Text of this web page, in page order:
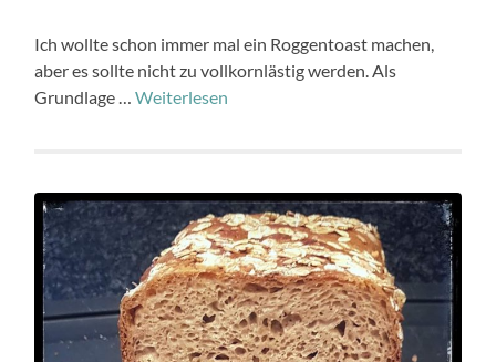
Ich wollte schon immer mal ein Roggentoast machen,
aber es sollte nicht zu vollkornlästig werden. Als
Grundlage …Weiterlesen